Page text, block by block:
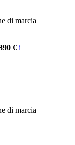
di marcia
€ i
di marcia